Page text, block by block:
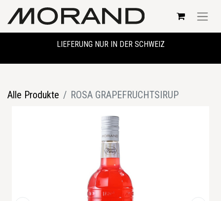
LIEFERUNG NUR IN DER SCHWEIZ
Alle Produkte ROSA GRAPEFRUCHTSIRUP